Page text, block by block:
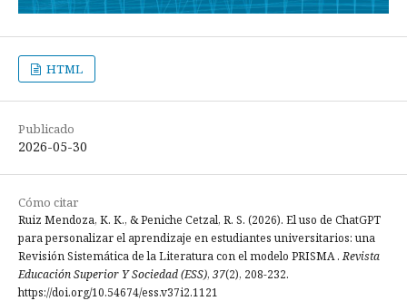
HTML
Publicado
2026-05-30
Cómo citar
Ruiz Mendoza, K. K., & Peniche Cetzal, R. S. (2026). El uso de ChatGPT
para personalizar el aprendizaje en estudiantes universitarios: una
Revisión Sistemática de la Literatura con el modelo PRISMA .Revista
Educación Superior Y Sociedad (ESS), 37(2), 208-232.
https://doi.org/10.54674/ess.v37i2.1121